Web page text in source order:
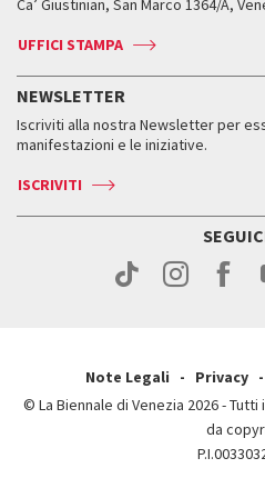
Press
Accrediti
Come raggiungerci
Biglietti
Accrediti
Come raggiungerci
Contatti
Press
Press
Leone d’argento
Edizioni passate
Orari e sedi
Biglietti
Servizi al pubblico
Come raggiungerci
Contatti
ASAC DATI
Storia
Orari e sedi
Ca’ Giustinian, San Marco 1364/A,
UFFICI STAMPA
NEWSLETTER
Iscriviti alla nostra Newsletter per
manifestazioni e le iniziative.
ISCRIVITI
Note Legali Privacy
© La Biennale di Venezia 2026 -
da